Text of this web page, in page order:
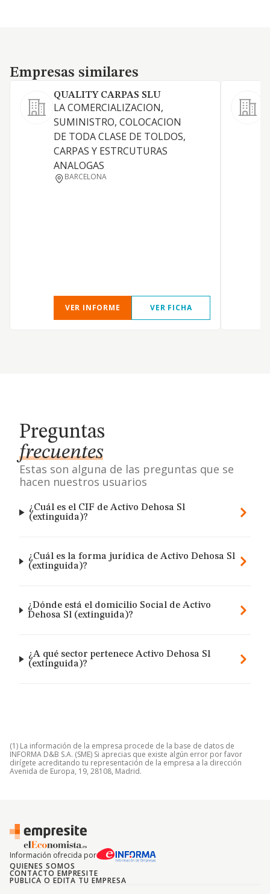
Empresas similares
Empresas similares
QUALITY CARPAS SLU
LA COMERCIALIZACION,
SUMINISTRO, COLOCACION
DE TODA CLASE DE TOLDOS,
CARPAS Y ESTRCUTURAS
ANALOGAS
BARCELONA
VER INFORME VER FICHA
Preguntas
frecuentes
Estas son alguna de las preguntas que se
hacen nuestros usuarios
¿Cuál es el CIF de Activo Dehosa Sl
(extinguida)?
¿Cuál es la forma jurídica de Activo Dehosa Sl
(extinguida)?
¿Dónde está el domicilio Social de Activo
Dehosa Sl (extinguida)?
¿A qué sector pertenece Activo Dehosa Sl
(extinguida)?
(1) La información de la empresa procede de la base de datos de
INFORMA D&B S.A. (SME) Si aprecias que existe algún error por favor
dirígete acreditando tu representación de la empresa a la dirección
Avenida de Europa, 19, 28108, Madrid.
Información ofrecida por
QUIENES SOMOS
CONTACTO EMPRESITE
PUBLICA O EDITA TU EMPRESA